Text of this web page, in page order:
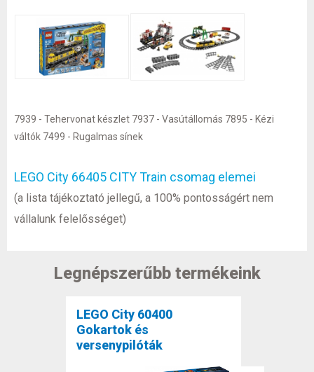
7939 - Tehervonat készlet 7937 - Vasútállomás 7895 - Kézi
váltók 7499 - Rugalmas sínek
LEGO City 66405 CITY Train csomag elemei
(a lista tájékoztató jellegű, a 100% pontosságért nem
vállalunk felelősséget)
Legnépszerűbb termékeink
LEGO City 60400
Gokartok és
versenypilóták